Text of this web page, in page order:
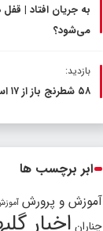
به جریان افتاد |
می‌شود؟
بازدید:
۵۸ شطرنج‌ باز از ۱۷ استان در حال رقابت در گلمکان
ابر برچسب ها
آموزش و پرورش
چناران اخبار